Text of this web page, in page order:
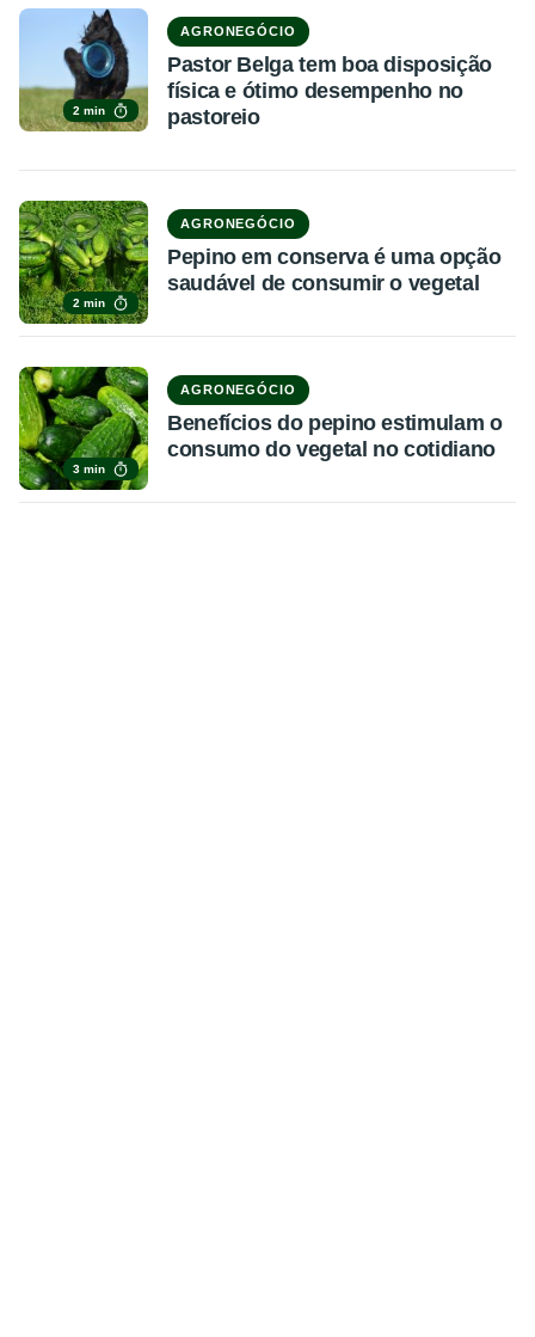
2 min
AGRONEGÓCIO
Pastor Belga tem boa disposição
física e ótimo desempenho no
pastoreio
2 min
AGRONEGÓCIO
Pepino em conserva é uma opção
saudável de consumir o vegetal
3 min
AGRONEGÓCIO
Benefícios do pepino estimulam o
consumo do vegetal no cotidiano